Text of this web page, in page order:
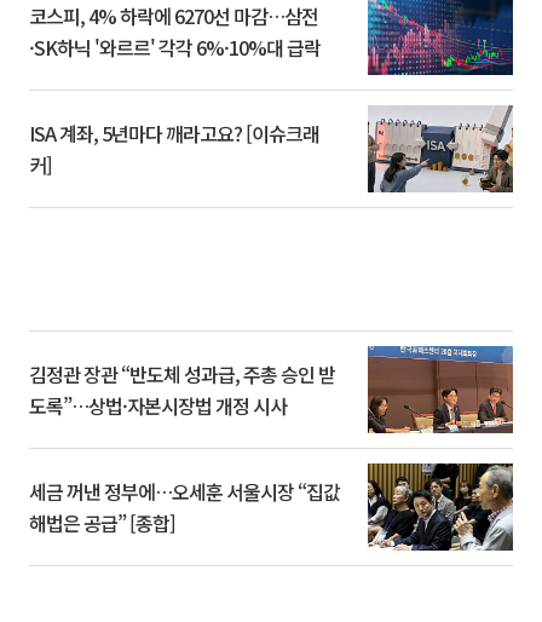
코스피, 4% 하락에 6270선 마감…삼전
·SK하닉 '와르르' 각각 6%·10%대 급락
ISA 계좌, 5년마다 깨라고요? [이슈크래
커]
김정관 장관 “반도체 성과급, 주총 승인 받
도록”…상법·자본시장법 개정 시사
세금 꺼낸 정부에…오세훈 서울시장 “집값
해법은 공급” [종합]